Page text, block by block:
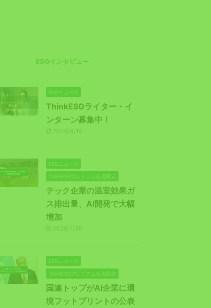
ESGインタビュー
ESGニュース
ThinkESGライター・イ
ンターン募集中！
ESGニュース
ThinkESGプレミアム会員限定
テック企業の温室効果ガ
ス排出量、AI開発で大幅
増加
2026/7/30
ESGニュース
ThinkESGプレミアム会員限定
国連トップがAI企業に環
境フットプリントの公表